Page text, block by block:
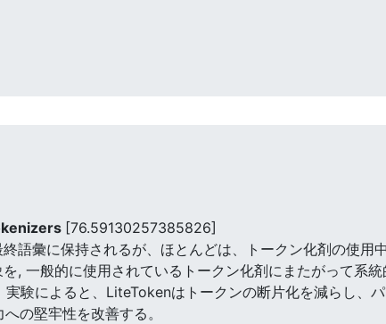
[76.59130257385826]
語彙に保持されるが、ほとんどは、トークン化剤の使用
, 一般的に使用されているトークン化剤にまたがって系統
験によると、LiteTokenはトークンの断片化を減らし、
の堅牢性を改善する。